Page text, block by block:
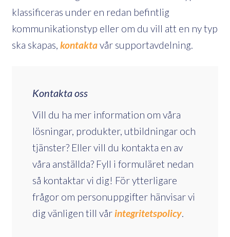
klassificeras under en redan befintlig
kommunikationstyp eller om du vill att en ny typ
ska skapas, kontaktavår supportavdelning.
Kontakta oss
Vill du ha mer information om våra
lösningar, produkter, utbildningar och
tjänster? Eller vill du kontakta en av
våra anställda? Fyll i formuläret nedan
så kontaktar vi dig! För ytterligare
frågor om personuppgifter hänvisar vi
dig vänligen till vår integritetspolicy